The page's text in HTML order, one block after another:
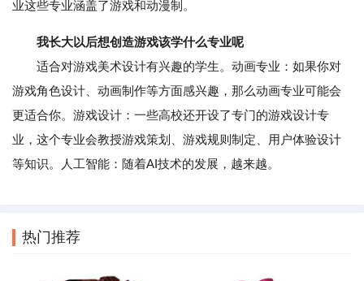
业这些专业涵盖了游戏和动漫制。
我长大以后想创造游戏该学什么专业呢
适合对游戏美术设计有兴趣的学生。动画专业：如果你对
游戏角色设计、动画制作等方面感兴趣，那么动画专业可能会
更适合你。游戏设计：一些高校还开设了专门的游戏设计专
业，这个专业会教授游戏策划、游戏规则制定、用户体验设计
等知识。人工智能：随着AI技术的发展，越来越。
热门推荐